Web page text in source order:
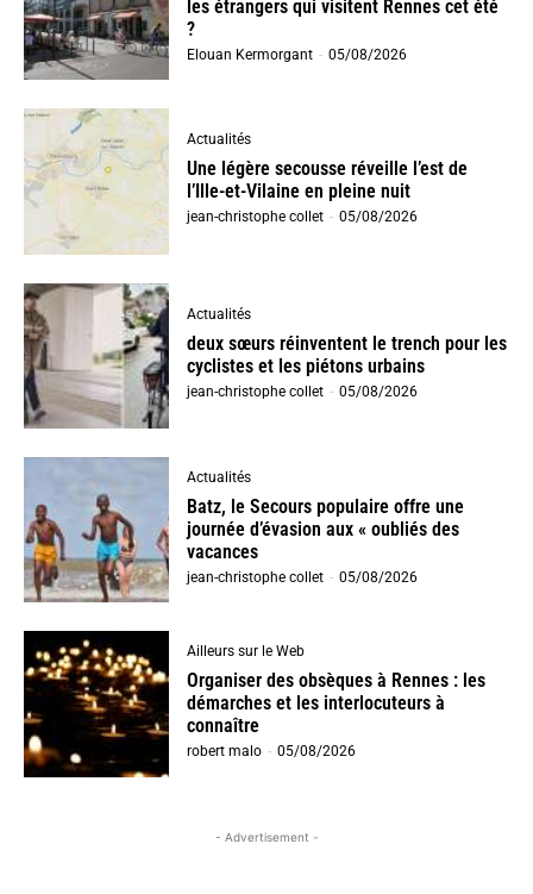
les étrangers qui visitent Rennes cet été
?
Elouan Kermorgant - 05/08/2026
Actualités
Une légère secousse réveille l’est de
l’Ille-et-Vilaine en pleine nuit
jean-christophe collet - 05/08/2026
Actualités
deux sœurs réinventent le trench pour les
cyclistes et les piétons urbains
jean-christophe collet - 05/08/2026
Actualités
Batz, le Secours populaire offre une
journée d’évasion aux « oubliés des
vacances
jean-christophe collet - 05/08/2026
Ailleurs sur le Web
Organiser des obsèques à Rennes : les
démarches et les interlocuteurs à
connaître
robert malo - 05/08/2026
- Advertisement -